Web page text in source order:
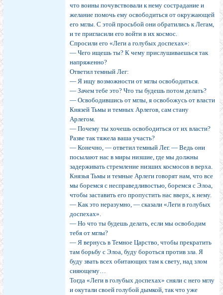
что воины почувствовали к нему сострадание и
желание помочь ему освободиться от окружающей
его мглы. С этой просьбой они обратились к Легам,
и те пригласили его войти в их космос.
Спросили его «Леги а голубых доспехах»:
— Чего ищешь ты? К чему прислушиваешься так
напряженно?
Ответил темный Лег:
— Я ищу возможности от мглы освободиться.
— Зачем тебе это? Что ты будешь потом делать?
— Освободившись от мглы, я освобожусь от власти
Князей Тьмы и темных Арлегов, сам стану
Арлегом.
— Почему ты хочешь освободиться от их власти?
Разве так тяжела ваша участь?
— Конечно, — ответил темный Лег. — Ведь они
посылают нас в миры низшие, где мы должны
задерживать стремление низших космосов в верха.
Князья Тьмы и темные Арлеги говорят нам, что все
мы боремся с несправедливостью, боремся с Элоа,
чтобы заставить его пропустить нас вверх, к нему.
— Как это неразумно, — сказали «Леги в голубых
доспехах».
— Но что ты будешь делать, если мы освободим
тебя от мглы?
— Я вернусь в Темное Царство, чтобы прекратить
там борьбу с Элоа, буду бороться против зла. Я
буду звать всех обитающих там к свету, над злом
сияющему…
Тогда «Леги в голубых доспехах» сняли с него мглу
и окутали своей голубой дымкой, так что уже